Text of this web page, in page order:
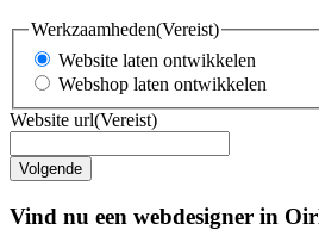
Werkzaamheden(Vereist)
Website laten ontwikkelen
Webshop laten ontwikkelen
Website url(Vereist)
Vind nu een webdesigner in